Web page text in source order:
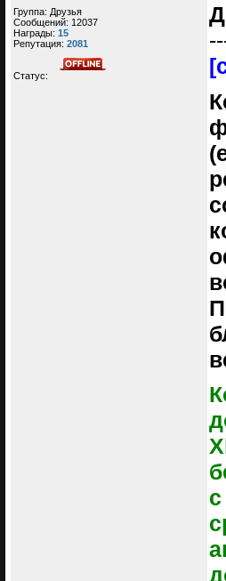
Группа: Друзья
Сообщений: 12037
Награды: 15
Репутация: 2081
Статус: